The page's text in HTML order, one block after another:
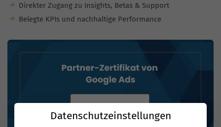
Direkter Zugang zu Insights, Betas & Support
Belegte KPIs und nachhaltige Performance
Datenschutzeinstellungen